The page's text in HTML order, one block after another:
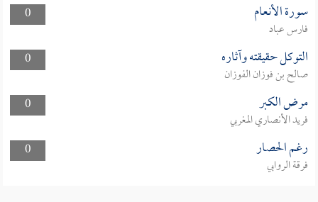
0
سورة الأنعام
فارس عباد
0
التوكل حقيقته وآثاره
صالح بن فوزان الفوزان
0
مرض الكبر
فريد الأنصاري المغربي
0
رغم الحصار
فرقة الروابي